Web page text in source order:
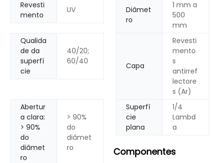
Revesti
mento
UV
Diâmet
ro
1 mm a
500
mm
Qualida
de da
superfí
cie
40/20;
60/40
Capa
Revesti
mento
s
antirref
lectore
s (Ar)
Abertur
a clara:
> 90%
do
diâmet
ro
> 90%
do
diâmet
ro
Superfí
cie
plana
1/4
Lambd
a
Componentes